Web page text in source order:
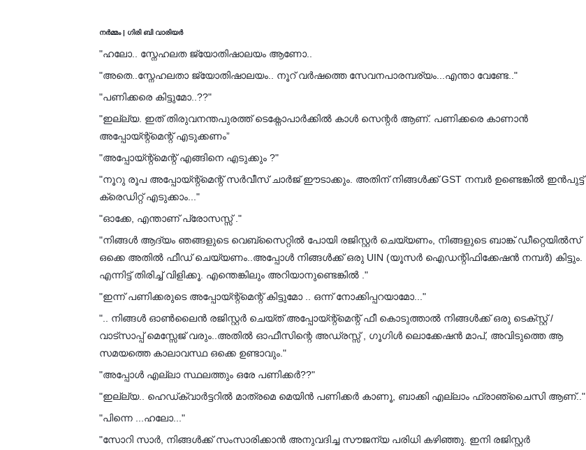
നർമ്മം | ഗിരി ബി വാരിയർ
"ഹലോ.. സ്നേഹലത ജ്യോതിഷാലയം ആണോ..
"അതെ..സ്നേഹലതാ ജ്യോതിഷാലയം.. നൂറ് വർഷത്തെ സേവനപാരമ്പര്യം...എന്താ വേണ്ടേ.."
"പണിക്കരെ കിട്ടുമോ..??"
"ഇല്ല്യ. ഇത് തിരുവനന്തപുരത്ത് ടെക്നോപാർക്കിൽ കാൾ സെന്റർ ആണ്. പണിക്കരെ കാണാൻ
അപ്പോയ്ന്റ്മെന്റ് എടുക്കണം”
"അപ്പോയ്ന്റ്മെന്റ് എങ്ങിനെ എടുക്കും ?"
"നൂറു രൂപ അപ്പോയ്ന്റ്മെന്റ് സർവീസ് ചാർജ് ഈടാക്കും. അതിന് നിങ്ങൾക്ക് GST നമ്പർ ഉണ്ടെങ്കിൽ ഇൻപുട്ട്
ക്രെഡിറ്റ് എടുക്കാം..."
"ഓക്കേ, എന്താണ് പ്രോസസ്സ് ."
"നിങ്ങൾ ആദ്യം ഞങ്ങളുടെ വെബ്‌സൈറ്റിൽ പോയി രജിസ്റ്റർ ചെയ്യണം, നിങ്ങളുടെ ബാങ്ക് ഡീറ്റെയിൽസ്
ഒക്കെ അതിൽ ഫീഡ് ചെയ്യണം..അപ്പോൾ നിങ്ങൾക്ക് ഒരു UIN (യൂസർ ഐഡന്റിഫിക്കേഷൻ നമ്പർ) കിട്ടും.
എന്നിട്ട് തിരിച്ച് വിളിക്കൂ. എന്തെങ്കിലും അറിയാനുണ്ടെങ്കിൽ ."
"ഇന്ന് പണിക്കരുടെ അപ്പോയ്ന്റ്മെന്റ് കിട്ടുമോ .. ഒന്ന് നോക്കിപ്പറയാമോ..."
".. നിങ്ങൾ ഓൺലൈൻ രജിസ്റ്റർ ചെയ്ത് അപ്പോയ്ന്റ്മെന്റ് ഫീ കൊടുത്താൽ നിങ്ങൾക്ക് ഒരു ടെക്സ്റ്റ് /
വാട്സാപ്പ് മെസ്സേജ് വരും..അതിൽ ഓഫീസിന്റെ അഡ്രസ്സ് , ഗൂഗിൾ ലൊക്കേഷൻ മാപ്, അവിടുത്തെ ആ
സമയത്തെ കാലാവസ്ഥ ഒക്കെ ഉണ്ടാവും."
"അപ്പോൾ എല്ലാ സ്ഥലത്തും ഒരേ പണിക്കർ??"
"ഇല്ല്യ.. ഹെഡ്ക്വാർട്ടറിൽ മാത്രമെ മെയിൻ പണിക്കർ കാണൂ, ബാക്കി എല്ലാം ഫ്രാഞ്ചൈസി ആണ്.."
"പിന്നെ ...ഹലോ..."
"സോറി സാർ, നിങ്ങൾക്ക് സംസാരിക്കാൻ അനുവദിച്ച സൗജന്യ പരിധി കഴിഞ്ഞു. ഇനി രജിസ്റ്റർ